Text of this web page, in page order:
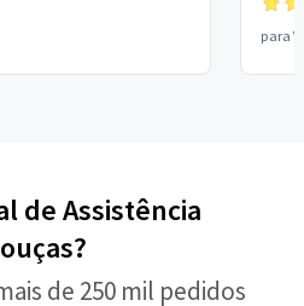
para
de Assistência
de 250 mil pedidos